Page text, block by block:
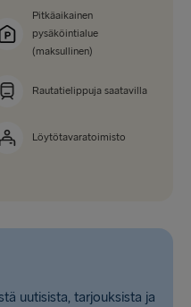
Pitkäaikainen
pysäköintialue
(maksullinen)
Rautatielippuja saatavilla
Löytötavaratoimisto
uutisista, tarjouksista ja